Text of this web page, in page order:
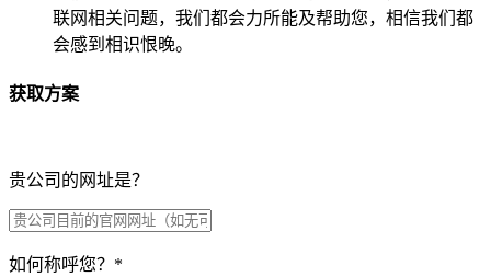
联网相关问题，我们都会力所能及帮助您，相信我们都
会感到相识恨晚。
获取方案
贵公司的网址是？
如何称呼您？ *